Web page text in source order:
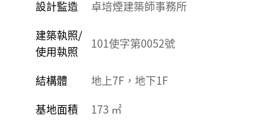
設計監造
卓培煙建築師事務所
建築執照/
使用執照
101使字第0052號
結構體
地上7F，地下1F
基地面積
173 ㎡